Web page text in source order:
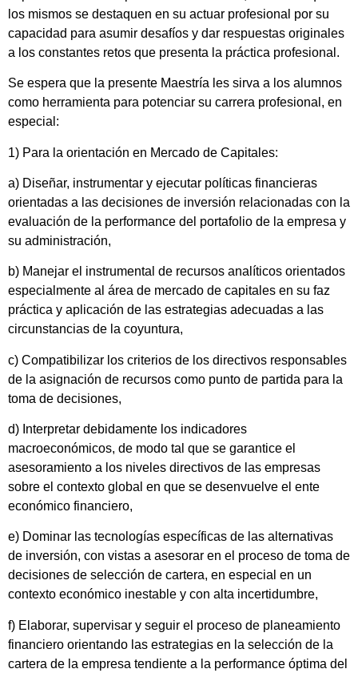
los mismos se destaquen en su actuar profesional por su
capacidad para asumir desafíos y dar respuestas originales
a los constantes retos que presenta la práctica profesional.
Se espera que la presente Maestría les sirva a los alumnos
como herramienta para potenciar su carrera profesional, en
especial:
1) Para la orientación en Mercado de Capitales:
a) Diseñar, instrumentar y ejecutar políticas financieras
orientadas a las decisiones de inversión relacionadas con la
evaluación de la performance del portafolio de la empresa y
su administración,
b) Manejar el instrumental de recursos analíticos orientados
especialmente al área de mercado de capitales en su faz
práctica y aplicación de las estrategias adecuadas a las
circunstancias de la coyuntura,
c) Compatibilizar los criterios de los directivos responsables
de la asignación de recursos como punto de partida para la
toma de decisiones,
d) Interpretar debidamente los indicadores
macroeconómicos, de modo tal que se garantice el
asesoramiento a los niveles directivos de las empresas
sobre el contexto global en que se desenvuelve el ente
económico financiero,
e) Dominar las tecnologías específicas de las alternativas
de inversión, con vistas a asesorar en el proceso de toma de
decisiones de selección de cartera, en especial en un
contexto económico inestable y con alta incertidumbre,
f) Elaborar, supervisar y seguir el proceso de planeamiento
financiero orientando las estrategias en la selección de la
cartera de la empresa tendiente a la performance óptima del